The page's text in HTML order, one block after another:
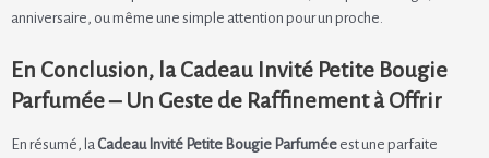
anniversaire, ou même une simple attention pour un proche.
En Conclusion, la Cadeau Invité Petite Bougie
Parfumée – Un Geste de Raffinement à Offrir
En résumé, la Cadeau Invité Petite Bougie Parfumée est une parfaite